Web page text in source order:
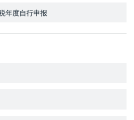
年度自行申报